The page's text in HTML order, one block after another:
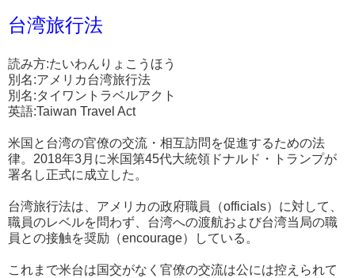
台湾旅行法
読み方:たいわんりょこうほう
別名:アメリカ台湾旅行法
別名:タイワントラベルアクト
英語:Taiwan Travel Act
米国と台湾の官僚の交流・相互訪問を促進するための法
律。2018年3月に米国第45代大統領ドナルド・トランプが
署名し正式に成立した。
台湾旅行法は、アメリカの政府職員（officials）に対して、
職員のレベルを問わず、台湾への渡航および台湾当局の職
員との接触を奨励（encourage）している。
これまで米台は国交がなく官僚の交流は公には控えられて